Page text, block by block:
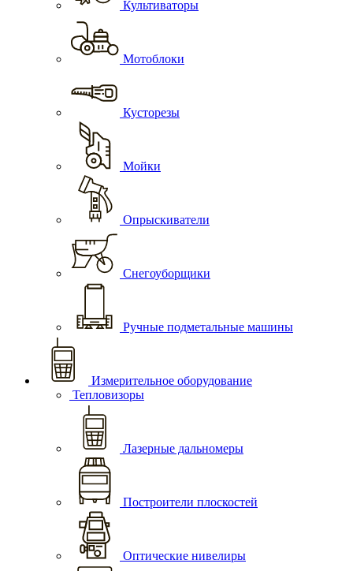
Культиваторы
Мотоблоки
Кусторезы
Мойки
Опрыскиватели
Снегоуборщики
Ручные подметальные машины
Измерительное оборудование
Тепловизоры
Лазерные дальномеры
Построители плоскостей
Оптические нивелиры